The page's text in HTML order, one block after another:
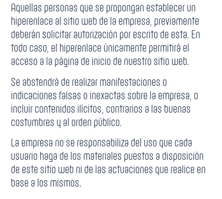
Aquellas personas que se propongan establecer un
hiperenlace al sitio web de la empresa, previamente
deberán solicitar autorización por escrito de esta. En
todo caso, el hiperenlace únicamente permitirá el
acceso a la página de inicio de nuestro sitio web.
Se abstendrá de realizar manifestaciones o
indicaciones falsas o inexactas sobre la empresa, o
incluir contenidos ilícitos, contrarios a las buenas
costumbres y al orden público.
La empresa no se responsabiliza del uso que cada
usuario haga de los materiales puestos a disposición
de este sitio web ni de las actuaciones que realice en
base a los mismos.